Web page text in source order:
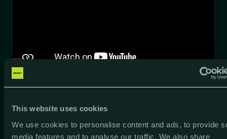
This website uses cookies
We use cookies to personalise content and ads, to provide
media features and to analyse our traffic. We also share